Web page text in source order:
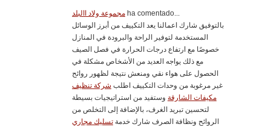
مجموعة ولاد االبلد ha comentado...
بالتوفيق شارك اعمالنا يعد التكييف من أبرز الوسائل
المستخدمة لتوفير الراحة والبرودة في المنازل
خصوصًا مع ارتفاع درجات الحرارة في فصل الصيف
مع ذلك يواجه العديد من الأشخاص مشكلة في
الحصول على هواء نقي ومنعش نتيجة لظهور روائح
غير مرغوبة من وحدات التكييف اطلب شركة تنظيف
مكيفات الشارقة وستفيد من استراتيجيات بسيطة
لتحسين تبريد الغرف، بالإضافة إلى التخلص من
الروائح ونظافة الصرف شارك خدمة تسليك مجاري